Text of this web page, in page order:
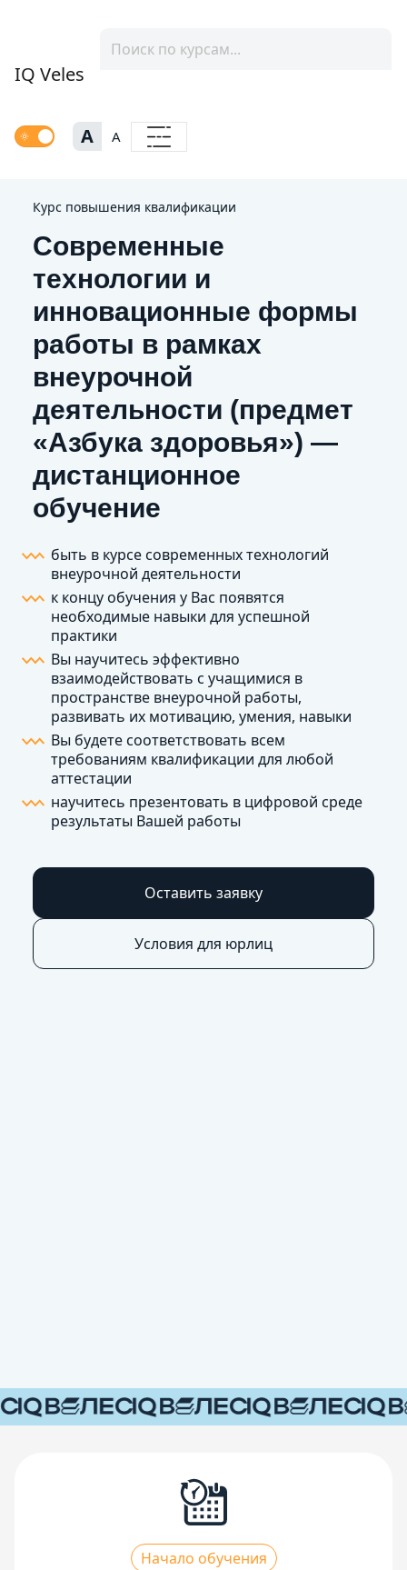
IQ Veles
A A
Курс повышения квалификации
Современные
технологии и
инновационные формы
работы в рамках
внеурочной
деятельности (предмет
«Азбука здоровья») —
дистанционное
обучение
быть в курсе современных технологий
внеурочной деятельности
к концу обучения у Вас появятся
необходимые навыки для успешной
практики
Вы научитесь эффективно
взаимодействовать с учащимися в
пространстве внеурочной работы,
развивать их мотивацию, умения, навыки
Вы будете соответствовать всем
требованиям квалификации для любой
аттестации
научитесь презентовать в цифровой среде
результаты Вашей работы
Оставить заявку
Условия для юрлиц
Начало обучения